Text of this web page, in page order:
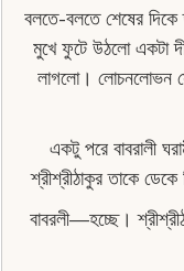
বলতে-বলতে শেষের দিকে
মুখে ফুটে উঠলো একটা
লাগলো।
একটু পরে বাবরালী
শ্রীশ্রীঠাকুর তাকে
বাবরলী—হচ্ছে।